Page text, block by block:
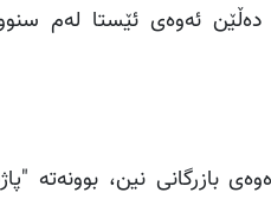
دەڵێن ئەوەی ئێستا لەم
بازرگانی نین، بوونەتە